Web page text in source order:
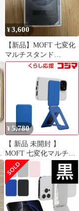
¥3,600
【新品】MOFT 七変化
マルチスタンド
MagSafe (ジェットブラ
¥ 5,780
【 新品 未開封 】
MOFT 七変化マルチス
タンド MagSafe対応 サ
ファイアブルー MS027-
1-MO-SPBU 未使用 送